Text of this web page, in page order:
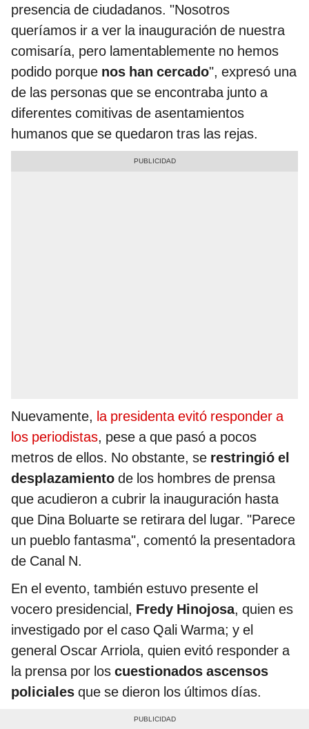
presencia de ciudadanos. "Nosotros
queríamos ir a ver la inauguración de nuestra
comisaría, pero lamentablemente no hemos
podido porque nos han cercado", expresó una
de las personas que se encontraba junto a
diferentes comitivas de asentamientos
humanos que se quedaron tras las rejas.
Nuevamente, la presidenta evitó responder a
los periodistas, pese a que pasó a pocos
metros de ellos. No obstante, se restringió el
desplazamiento de los hombres de prensa
que acudieron a cubrir la inauguración hasta
que Dina Boluarte se retirara del lugar. "Parece
un pueblo fantasma", comentó la presentadora
de Canal N.
En el evento, también estuvo presente el
vocero presidencial, Fredy Hinojosa, quien es
investigado por el caso Qali Warma; y el
general Oscar Arriola, quien evitó responder a
la prensa por los cuestionados ascensos
policiales que se dieron los últimos días.